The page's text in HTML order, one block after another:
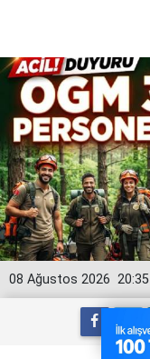
20:35
08 Ağustos 2026